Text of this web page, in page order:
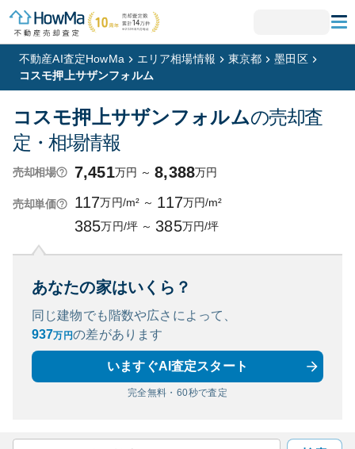
不動産AI査定HowMa エリア相場情報 東京都
墨田区
コスモ押上サザンフォルム
コスモ押上サザンフォルムの売却査
定・相場情報
売却相場 7,451万円 ～ 8,388万円
売却単価 117万円/m² ～ 117万円/m²
385万円/坪 ～ 385万円/坪
あなたの家はいくら？
同じ建物でも階数や広さによって、
937万円の差があります
いますぐAI査定スタート
完全無料・60秒で査定